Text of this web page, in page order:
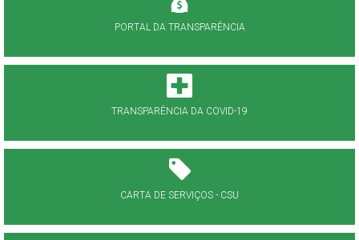
PORTAL DA TRANSPARÊNCIA
TRANSPARÊNCIA DA COVID-19
CARTA DE SERVIÇOS - CSU